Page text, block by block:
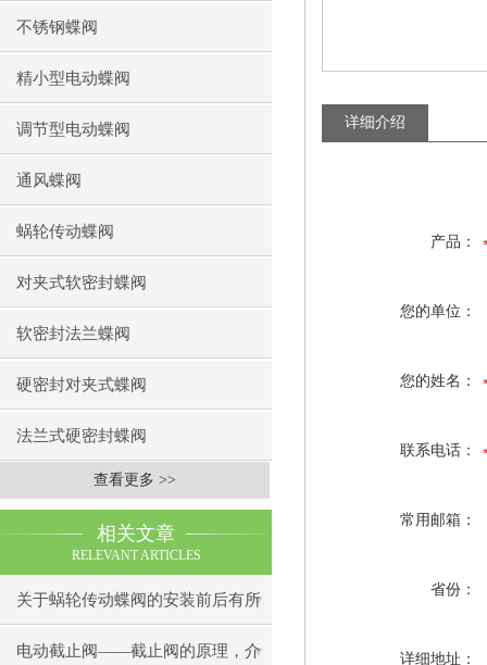
不锈钢蝶阀
精小型电动蝶阀
调节型电动蝶阀
通风蝶阀
蜗轮传动蝶阀
对夹式软密封蝶阀
软密封法兰蝶阀
硬密封对夹式蝶阀
法兰式硬密封蝶阀
查看更多 >>
相关文章
RELEVANT ARTICLES
关于蜗轮传动蝶阀的安装前后有所
不同
电动截止阀——截止阀的原理，介
详细介绍
产品：
您的单位：
您的姓名：
联系电话：
常用邮箱：
省份：
详细地址：